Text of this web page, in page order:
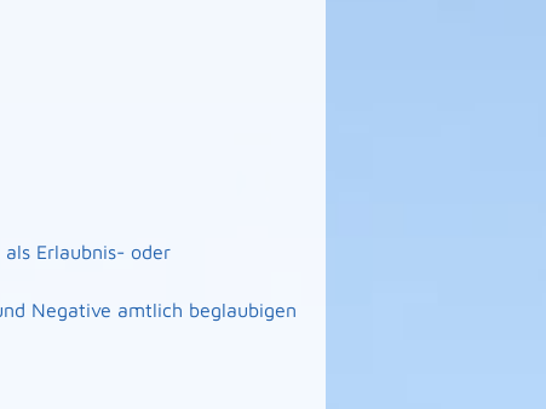
als Erlaubnis- oder
Negative amtlich beglaubigen